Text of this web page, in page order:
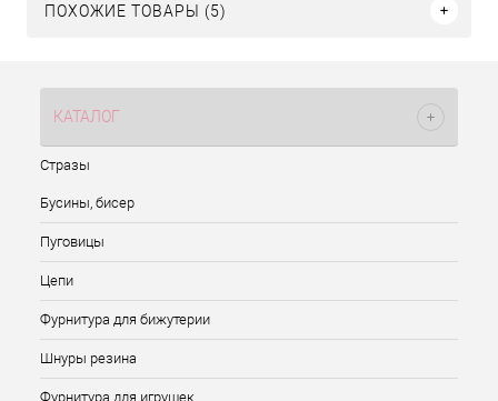
ПОХОЖИЕ ТОВАРЫ (5)
КАТАЛОГ
Стразы
Бусины, бисер
Пуговицы
Цепи
Фурнитура для бижутерии
Шнуры резина
Фурнитура для игрушек